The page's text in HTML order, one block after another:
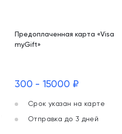
Предоплаченная карта «Visa
myGift»
300 - 15000 ₽
Срок указан на карте
Отправка до 3 дней